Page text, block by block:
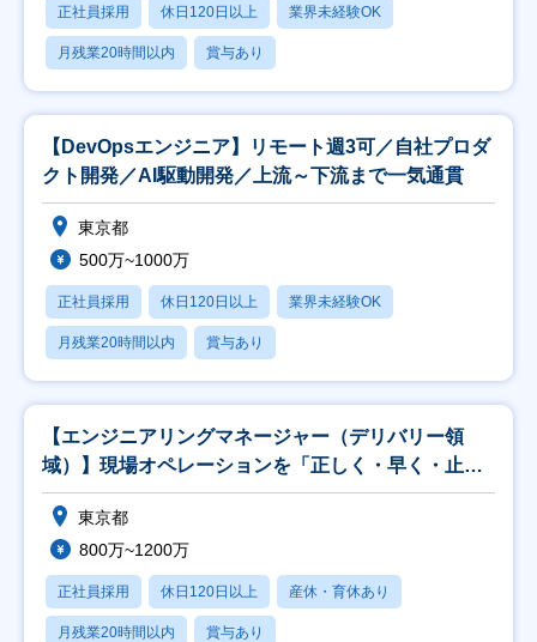
正社員採用 休日120日以上 業界未経験OK
月残業20時間以内 賞与あり
【DevOpsエンジニア】リモート週3可／自社プロダ
クト開発／AI駆動開発／上流～下流まで一気通貫
東京都
500万~1000万
正社員採用 休日120日以上 業界未経験OK
月残業20時間以内 賞与あり
【エンジニアリングマネージャー（デリバリー領
域）】現場オペレーションを「正しく・早く・止ま
らず」回す
東京都
800万~1200万
正社員採用 休日120日以上 産休・育休あり
月残業20時間以内 賞与あり